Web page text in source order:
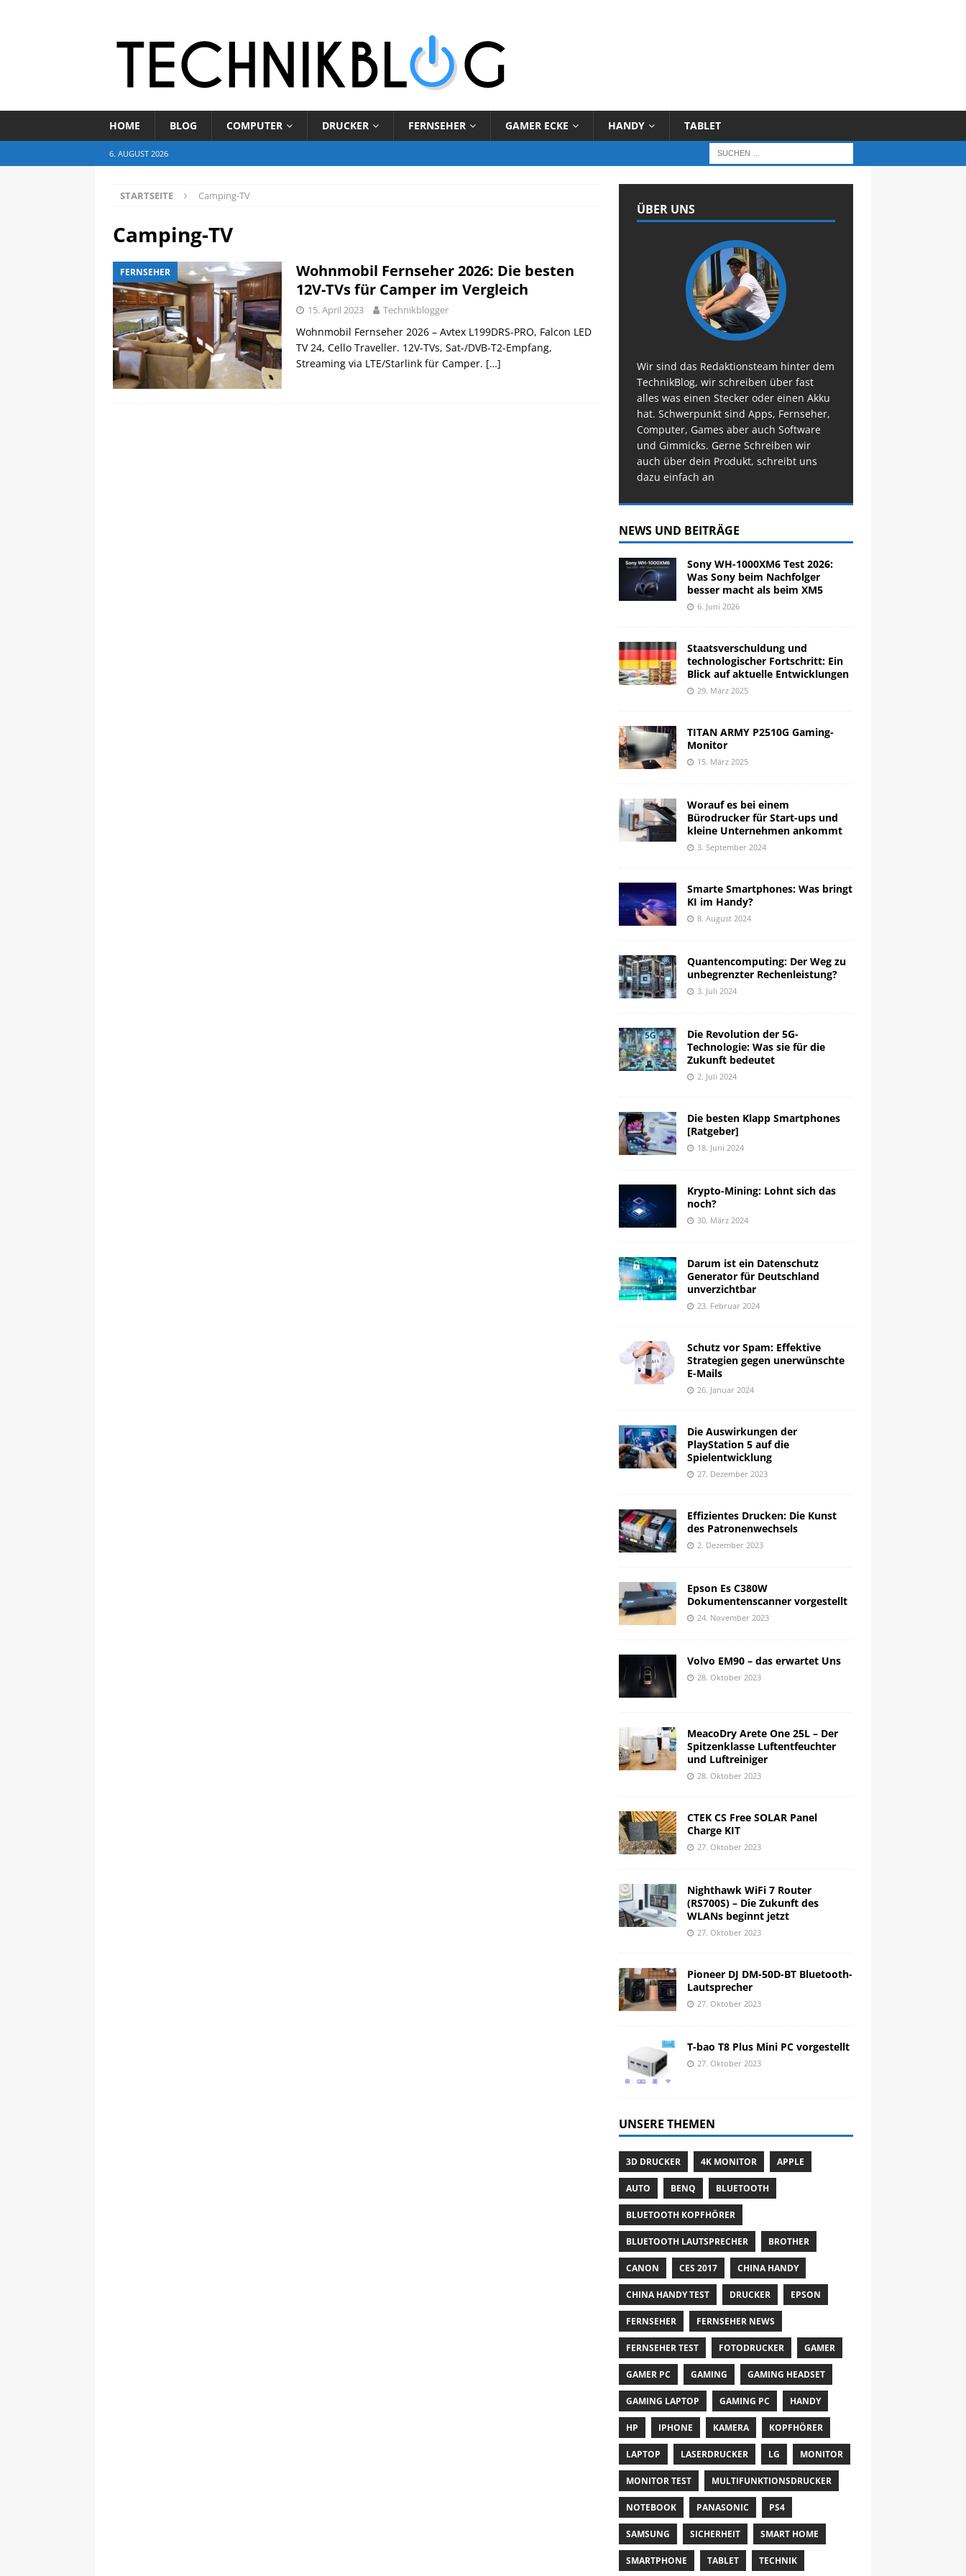
HOME BLOG COMPUTER DRUCKER FERNSEHER GAMER ECKE HANDY TABLET
6. AUGUST 2026
STARTSEITE Camping-TV
Camping-TV
FERNSEHER
Wohnmobil Fernseher 2026: Die besten
12V-TVs für Camper im Vergleich
15. April 2023 Technikblogger
Wohnmobil Fernseher 2026 – Avtex L199DRS-PRO, Falcon LED
TV 24, Cello Traveller. 12V-TVs, Sat-/DVB-T2-Empfang,
Streaming via LTE/Starlink für Camper. […]
ÜBER UNS
Wir sind das Redaktionsteam hinter dem
TechnikBlog, wir schreiben über fast
alles was einen Stecker oder einen Akku
hat. Schwerpunkt sind Apps, Fernseher,
Computer, Games aber auch Software
und Gimmicks. Gerne Schreiben wir
auch über dein Produkt, schreibt uns
dazu einfach an
NEWS UND BEITRÄGE
Sony WH-1000XM6 Test 2026:
Was Sony beim Nachfolger
besser macht als beim XM5
6. Juni 2026
Staatsverschuldung und
technologischer Fortschritt: Ein
Blick auf aktuelle Entwicklungen
29. März 2025
TITAN ARMY P2510G Gaming-
Monitor
15. März 2025
Worauf es bei einem
Bürodrucker für Start-ups und
kleine Unternehmen ankommt
3. September 2024
Smarte Smartphones: Was bringt
KI im Handy?
8. August 2024
Quantencomputing: Der Weg zu
unbegrenzter Rechenleistung?
3. Juli 2024
Die Revolution der 5G-
Technologie: Was sie für die
Zukunft bedeutet
2. Juli 2024
Die besten Klapp Smartphones
[Ratgeber]
18. Juni 2024
Krypto-Mining: Lohnt sich das
noch?
30. März 2024
Darum ist ein Datenschutz
Generator für Deutschland
unverzichtbar
23. Februar 2024
Schutz vor Spam: Effektive
Strategien gegen unerwünschte
E-Mails
26. Januar 2024
Die Auswirkungen der
PlayStation 5 auf die
Spielentwicklung
27. Dezember 2023
Effizientes Drucken: Die Kunst
des Patronenwechsels
2. Dezember 2023
Epson Es C380W
Dokumentenscanner vorgestellt
24. November 2023
Volvo EM90 – das erwartet Uns
28. Oktober 2023
MeacoDry Arete One 25L – Der
Spitzenklasse Luftentfeuchter
und Luftreiniger
28. Oktober 2023
CTEK CS Free SOLAR Panel
Charge KIT
27. Oktober 2023
Nighthawk WiFi 7 Router
(RS700S) – Die Zukunft des
WLANs beginnt jetzt
27. Oktober 2023
Pioneer DJ DM-50D-BT Bluetooth-
Lautsprecher
27. Oktober 2023
T-bao T8 Plus Mini PC vorgestellt
27. Oktober 2023
UNSERE THEMEN
3D DRUCKER 4K MONITOR APPLE
AUTO BENQ BLUETOOTH
BLUETOOTH KOPFHÖRER
BLUETOOTH LAUTSPRECHER BROTHER
CANON CES 2017 CHINA HANDY
CHINA HANDY TEST DRUCKER EPSON
FERNSEHER FERNSEHER NEWS
FERNSEHER TEST FOTODRUCKER GAMER
GAMER PC GAMING GAMING HEADSET
GAMING LAPTOP GAMING PC HANDY
HP IPHONE KAMERA KOPFHÖRER
LAPTOP LASERDRUCKER LG MONITOR
MONITOR TEST MULTIFUNKTIONSDRUCKER
NOTEBOOK PANASONIC PS4
SAMSUNG SICHERHEIT SMART HOME
SMARTPHONE TABLET TECHNIK